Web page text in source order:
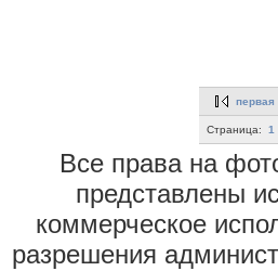
первая
Страница: 1
Все права на
представлены
коммерческое
разрешения